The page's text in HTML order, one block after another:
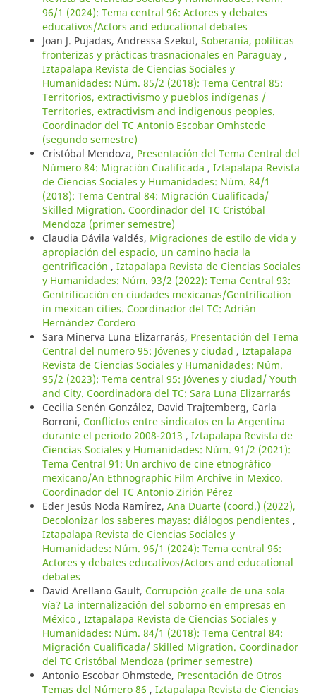
96/1 (2024): Tema central 96: Actores y debates
educativos/Actors and educational debates
Joan J. Pujadas, Andressa Szekut, Soberanía, políticas
fronterizas y prácticas trasnacionales en Paraguay ,
Iztapalapa Revista de Ciencias Sociales y
Humanidades: Núm. 85/2 (2018): Tema Central 85:
Territorios, extractivismo y pueblos indígenas /
Territories, extractivism and indigenous peoples.
Coordinador del TC Antonio Escobar Omhstede
(segundo semestre)
Cristóbal Mendoza, Presentación del Tema Central del
Número 84: Migración Cualificada , Iztapalapa Revista
de Ciencias Sociales y Humanidades: Núm. 84/1
(2018): Tema Central 84: Migración Cualificada/
Skilled Migration. Coordinador del TC Cristóbal
Mendoza (primer semestre)
Claudia Dávila Valdés, Migraciones de estilo de vida y
apropiación del espacio, un camino hacia la
gentrificación , Iztapalapa Revista de Ciencias Sociales
y Humanidades: Núm. 93/2 (2022): Tema Central 93:
Gentrificación en ciudades mexicanas/Gentrification
in mexican cities. Coordinador del TC: Adrián
Hernández Cordero
Sara Minerva Luna Elizarrarás, Presentación del Tema
Central del numero 95: Jóvenes y ciudad , Iztapalapa
Revista de Ciencias Sociales y Humanidades: Núm.
95/2 (2023): Tema central 95: Jóvenes y ciudad/ Youth
and City. Coordinadora del TC: Sara Luna Elizarrarás
Cecilia Senén González, David Trajtemberg, Carla
Borroni, Conflictos entre sindicatos en la Argentina
durante el periodo 2008-2013 , Iztapalapa Revista de
Ciencias Sociales y Humanidades: Núm. 91/2 (2021):
Tema Central 91: Un archivo de cine etnográfico
mexicano/An Ethnographic Film Archive in Mexico.
Coordinador del TC Antonio Zirión Pérez
Eder Jesús Noda Ramírez, Ana Duarte (coord.) (2022),
Decolonizar los saberes mayas: diálogos pendientes ,
Iztapalapa Revista de Ciencias Sociales y
Humanidades: Núm. 96/1 (2024): Tema central 96:
Actores y debates educativos/Actors and educational
debates
David Arellano Gault, Corrupción ¿calle de una sola
vía? La internalización del soborno en empresas en
México , Iztapalapa Revista de Ciencias Sociales y
Humanidades: Núm. 84/1 (2018): Tema Central 84:
Migración Cualificada/ Skilled Migration. Coordinador
del TC Cristóbal Mendoza (primer semestre)
Antonio Escobar Ohmstede, Presentación de Otros
Temas del Número 86 , Iztapalapa Revista de Ciencias